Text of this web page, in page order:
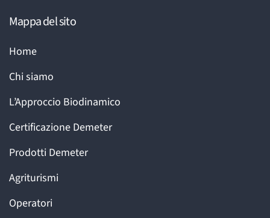
Mappa del sito
Home
Chi siamo
L’Approccio Biodinamico
Certificazione Demeter
Prodotti Demeter
Agriturismi
Operatori